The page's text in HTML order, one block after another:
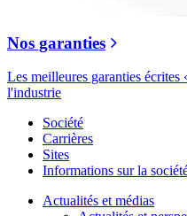
Nos garanties
Les meilleures garanties écrites
l'industrie
Société
Carrières
Sites
Informations sur la
Actualités et médias